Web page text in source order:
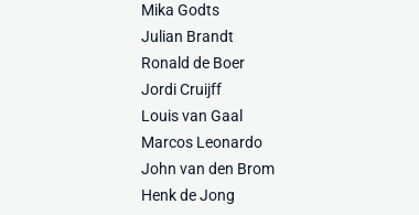
Mika Godts
Julian Brandt
Ronald de Boer
Jordi Cruijff
Louis van Gaal
Marcos Leonardo
John van den Brom
Henk de Jong